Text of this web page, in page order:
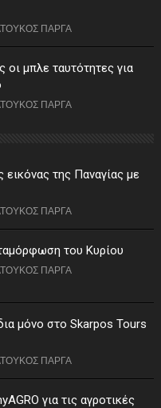
ΠΑΡΓΑ
μπλε ταυτότητες για
ΠΑΡΓΑ
της Παναγίας με
ΠΑΡΓΑ
του Κυρίου
ΠΑΡΓΑ
μόνο στο Skarpos Tours
ΠΑΡΓΑ
για τις αγροτικές